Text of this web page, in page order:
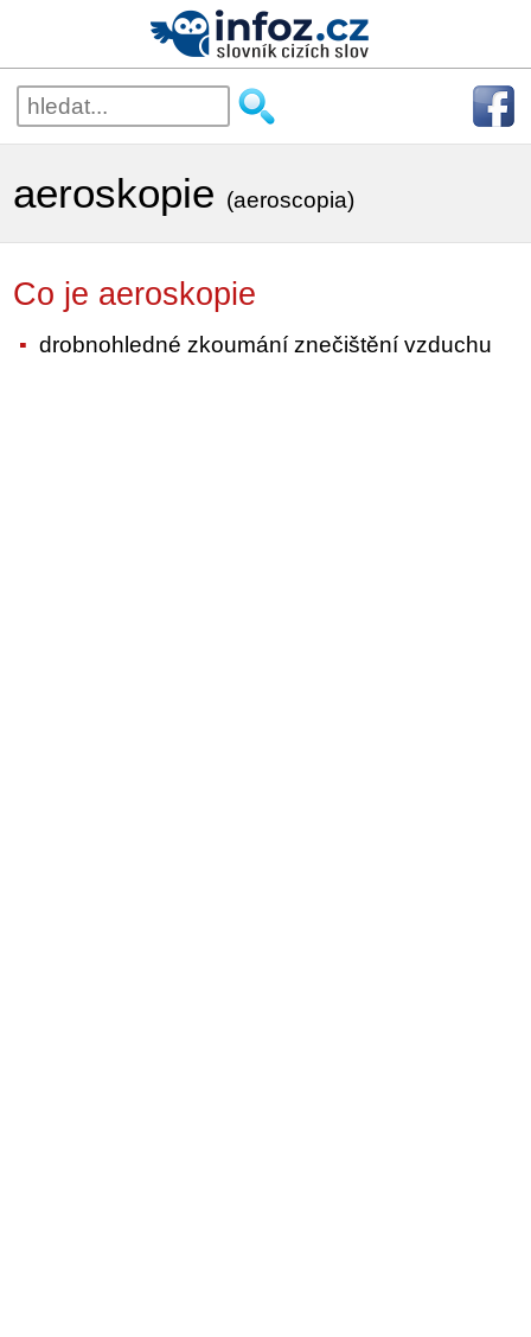
aeroskopie (aeroscopia)
Co je aeroskopie
drobnohledné zkoumání znečištění vzduchu